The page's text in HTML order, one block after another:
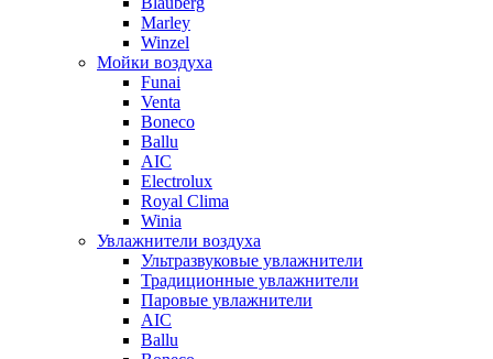
Marley
Winzel
Мойки воздуха
Funai
Venta
Boneco
Ballu
AIC
Electrolux
Royal Clima
Winia
Увлажнители воздуха
Ультразвуковые увлажнители
Традиционные увлажнители
Паровые увлажнители
AIC
Ballu